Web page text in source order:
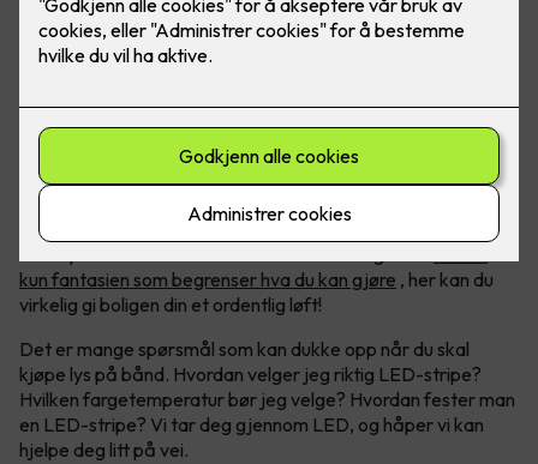
Kreativitet med LED-lys
LED-belysning blir bare mer og mer populært, og med økt
kun fantasien som begrenser hva du kan gjøre , her kan du
virkelig gi boligen din et ordentlig løft!
Det er mange spørsmål som kan dukke opp når du skal
kjøpe lys på bånd. Hvordan velger jeg riktig LED-stripe?
Hvilken fargetemperatur bør jeg velge? Hvordan fester man
en LED-stripe? Vi tar deg gjennom LED, og håper vi kan
hjelpe deg litt på vei.